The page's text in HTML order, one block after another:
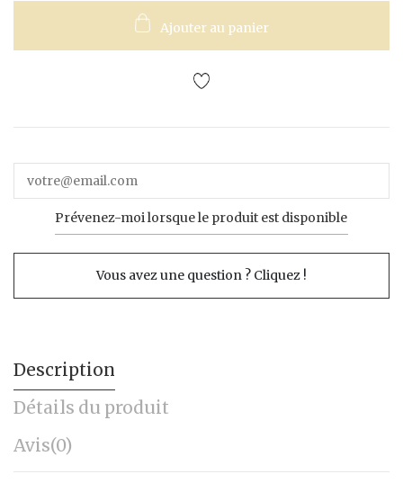
Ajouter au panier
Prévenez-moi lorsque le produit est disponible
Vous avez une question ? Cliquez !
Description
Détails du produit
Avis(0)